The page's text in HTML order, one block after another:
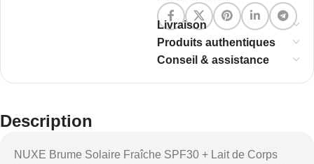
Livraison
Produits authentiques
Conseil & assistance
Description
NUXE Brume Solaire Fraîche SPF30 + Lait de Corps